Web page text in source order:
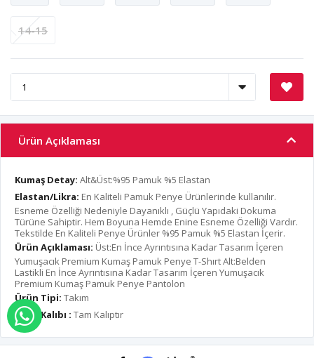
14-15
Ürün Açıklaması
Kumaş Detay: Alt&Üst:%95 Pamuk %5 Elastan
Elastan/Likra: En Kaliteli Pamuk Penye Ürünlerinde kullanılır.
Esneme Özelliği Nedeniyle Dayanıklı , Güçlü Yapıdaki Dokuma
Türüne Sahiptir. Hem Boyuna Hemde Enine Esneme Özelliği Vardır.
Tekstilde En Kaliteli Penye Ürünler %95 Pamuk %5 Elastan İçerir.
Ürün Açıklaması: Üst:En İnce Ayrıntısına Kadar Tasarım İçeren
Yumuşacık Premium Kumaş Pamuk Penye T-Shırt Alt:Belden
Lastikli En İnce Ayrıntısına Kadar Tasarım İçeren Yumuşacık
Premium Kumaş Pamuk Penye Pantolon
Ürün Tipi: Takım
Ürün Kalıbı : Tam Kalıptır
WHATSAPP İLE SİPARİŞ VER